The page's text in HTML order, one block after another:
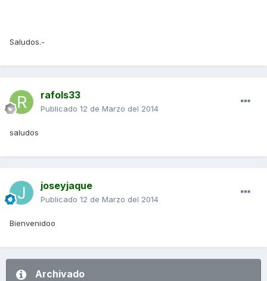
Saludos.-
rafols33
Publicado 12 de Marzo del 2014
saludos
joseyjaque
Publicado 12 de Marzo del 2014
Bienvenidoo
Archivado